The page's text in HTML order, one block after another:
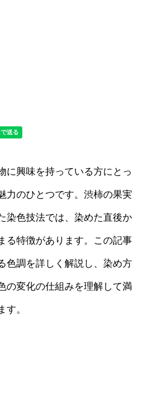
に興味を持っている方にとっ
力のひとつです。渋柿の果実
染色技法では、染めた直後か
る特徴があります。この記事
色調を詳しく解説し、染め方
の変化の仕組みを理解して満
す。